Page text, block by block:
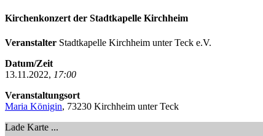
Kirchenkonzert der Stadtkapelle Kirchheim
Veranstalter Stadtkapelle Kirchheim unter Teck e.V.
Datum/Zeit
13.11.2022, 17:00
Veranstaltungsort
Maria Königin, 73230 Kirchheim unter Teck
Lade Karte ...